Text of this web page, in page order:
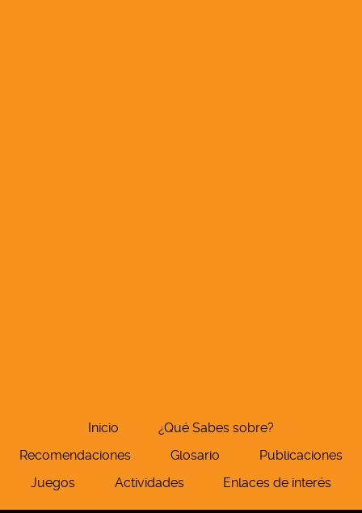
Inicio
¿Qué Sabes sobre?
Recomendaciones
Glosario
Publicaciones
Juegos
Actividades Enlaces de interés